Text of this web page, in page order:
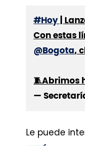
#Hoy |
Con estas
@Bogota,
🧵Abrimos
—
Le puede